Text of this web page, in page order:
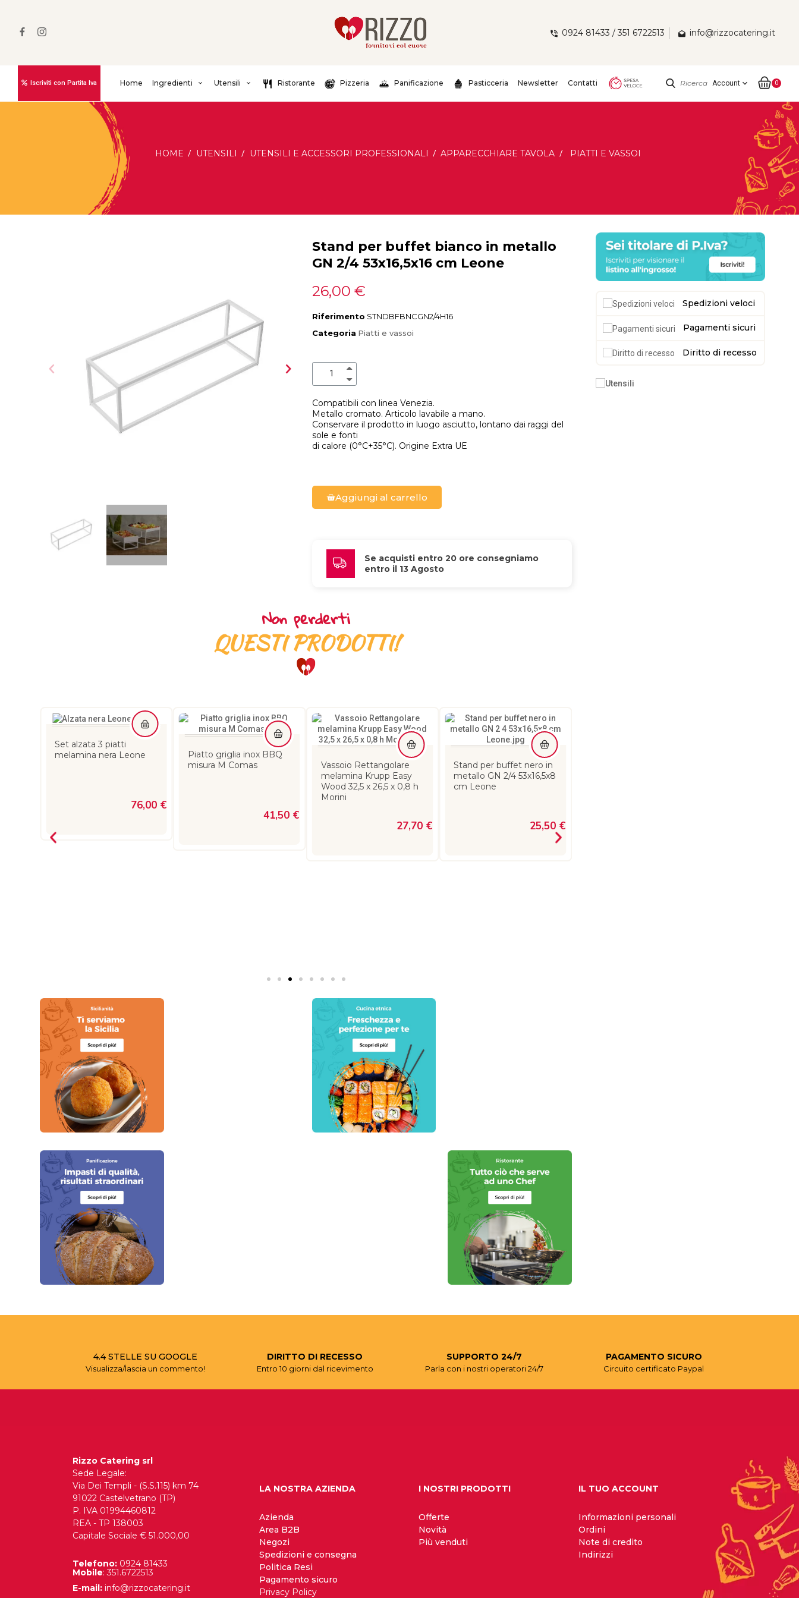
0924 81433 / 351 6722513 info@rizzocatering.it
Iscriviti con Partita Iva Home Ingredienti Utensili Ristorante Pizzeria Panificazione Pasticceria Newsletter Contatti 0
Account expand_more
Ricerca
HOME UTENSILI UTENSILI E ACCESSORI PROFESSIONALI APPARECCHIARE TAVOLA PIATTI E VASSOI
Stand per buffet bianco in metallo
GN 2/4 53x16,5x16 cm Leone
26,00 €
Riferimento STNDBFBNCGN2/4H16
Categoria Piatti e vassoi
Compatibili con linea Venezia.
Metallo cromato. Articolo lavabile a mano.
Conservare il prodotto in luogo asciutto, lontano dai raggi del
sole e fonti
di calore (0°C+35°C). Origine Extra UE
Aggiungi al carrello
Se acquisti entro 20 ore consegniamo
entro il 13 Agosto
Non perderti
QUESTI PRODOTTI!
Nuovo
Set alzata 3 piatti
melamina nera Leone
76,00 €
Piatto griglia inox BBQ
misura M Comas
41,50 €
Vassoio Rettangolare
melamina Krupp Easy
Wood 32,5 x 26,5 x 0,8 h
Morini
27,70 €
Stand per buffet nero in
metallo GN 2/4 53x16,5x8
cm Leone
25,50 €
Spedizioni veloci
Pagamenti sicuri
Diritto di recesso
4.4 STELLE SU GOOGLE
Visualizza/lascia un commento!
DIRITTO DI RECESSO
Entro 10 giorni dal ricevimento
SUPPORTO 24/7
Parla con i nostri operatori 24/7
PAGAMENTO SICURO
Circuito certificato Paypal
Rizzo Catering srl
Sede Legale:
Via Dei Templi - (S.S.115) km 74
91022 Castelvetrano (TP)
P. IVA 01994460812
REA - TP 138003
Capitale Sociale € 51.000,00
Telefono: 0924 81433
Mobile: 351.6722513
E-mail: info@rizzocatering.it
LA NOSTRA AZIENDA
Azienda
Area B2B
Negozi
Spedizioni e consegna
Politica Resi
Pagamento sicuro
Privacy Policy
I NOSTRI PRODOTTI
Offerte
Novità
Più venduti
IL TUO ACCOUNT
Informazioni personali
Ordini
Note di credito
Indirizzi